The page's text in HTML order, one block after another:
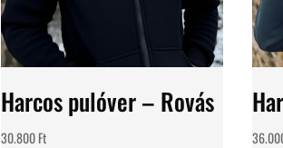
Harcos pulóver – Rovás
30.800Ft